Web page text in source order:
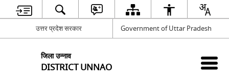
उत्तर प्रदेश सरकार Government of Uttar Pradesh
जिला उन्नाव
DISTRICT UNNAO